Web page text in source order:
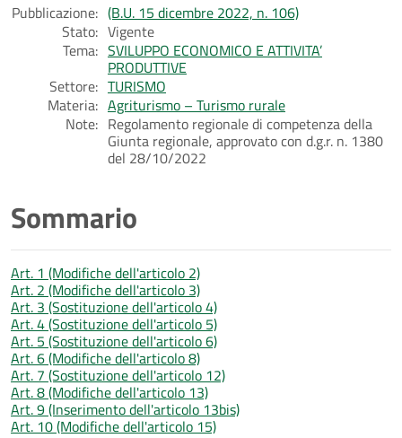
Pubblicazione: (B.U. 15 dicembre 2022, n. 106)
Stato: Vigente
Tema: SVILUPPO ECONOMICO E ATTIVITA’
PRODUTTIVE
Settore: TURISMO
Materia: Agriturismo – Turismo rurale
Note: Regolamento regionale di competenza della
Giunta regionale, approvato con d.g.r. n. 1380
del 28/10/2022
Sommario
Art. 1 (Modifiche dell'articolo 2)
Art. 2 (Modifiche dell'articolo 3)
Art. 3 (Sostituzione dell'articolo 4)
Art. 4 (Sostituzione dell'articolo 5)
Art. 5 (Sostituzione dell'articolo 6)
Art. 6 (Modifiche dell'articolo 8)
Art. 7 (Sostituzione dell'articolo 12)
Art. 8 (Modifiche dell'articolo 13)
Art. 9 (Inserimento dell'articolo 13bis)
Art. 10 (Modifiche dell'articolo 15)